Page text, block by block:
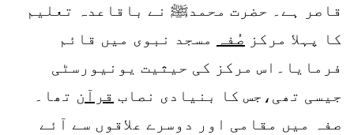
قاصر ہے۔ حضرت محمدﷺ نے باقاعدہ تعلیم
کا پہلا مرکز صُفہ
مسجد نبوی میں قائم
فرمایا۔اس مرکز کی حیثیت یونیورسٹی
جیسی تھی،جس کا بنیادی نصاب قرآن تھا۔
صفہ میں مقامی اور دوسرے علاقوں سے آئے